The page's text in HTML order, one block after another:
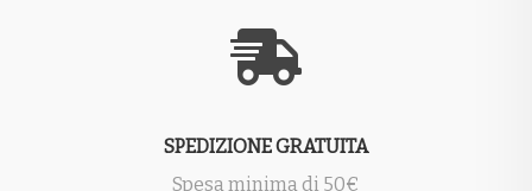
SPEDIZIONE GRATUITA
Spesa minima di 50€